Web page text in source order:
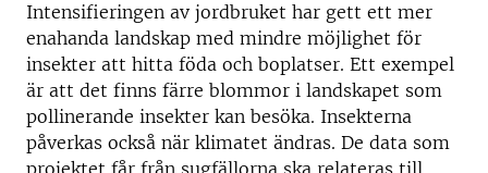
Intensifieringen av jordbruket har gett ett mer
enahanda landskap med mindre möjlighet för
insekter att hitta föda och boplatser. Ett exempel
är att det finns färre blommor i landskapet som
pollinerande insekter kan besöka. Insekterna
påverkas också när klimatet ändras. De data som
projektet får från sugfällorna ska relateras till